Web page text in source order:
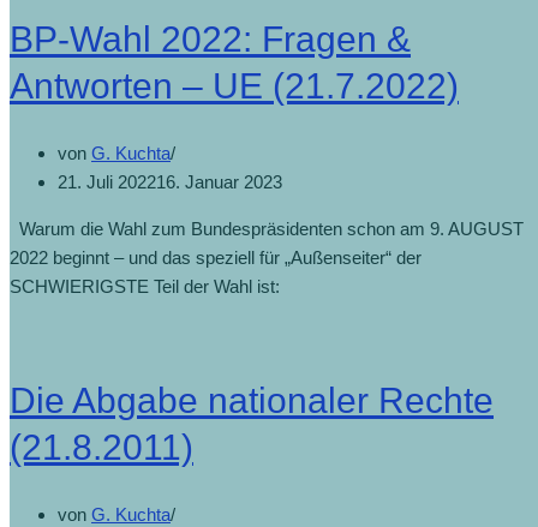
BP-Wahl 2022: Fragen &
Antworten – UE (21.7.2022)
von G. Kuchta
21. Juli 202216. Januar 2023
Warum die Wahl zum Bundespräsidenten schon am 9. AUGUST
2022 beginnt – und das speziell für „Außenseiter“ der
SCHWIERIGSTE Teil der Wahl ist:
Die Abgabe nationaler Rechte
(21.8.2011)
von G. Kuchta